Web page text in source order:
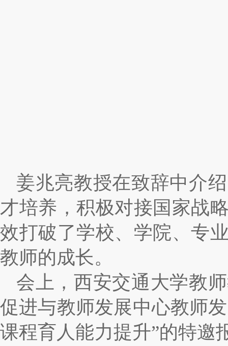
姜兆亮教授在致辞中介
才培养，积极对接国家战
效打破了学校、学院、专
教师的成长。
会上，西安交通大学教
促进与教师发展中心教师
课程育人能力提升”的特邀